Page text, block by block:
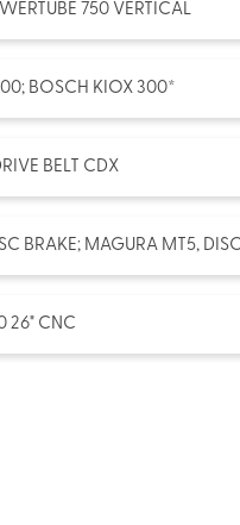
750 VERTICAL
BOSCH KIOX 300*
BELT CDX
BRAKE; MAGURA MT5,
26" CNC